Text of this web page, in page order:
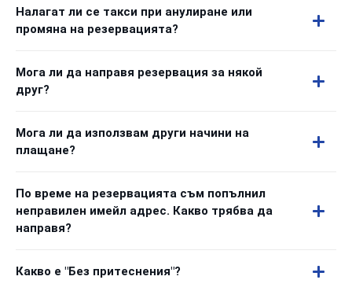
Налагат ли се такси при анулиране или
промяна на резервацията?
Мога ли да направя резервация за някой
друг?
Мога ли да използвам други начини на
плащане?
По време на резервацията съм попълнил
неправилен имейл адрес. Какво трябва да
направя?
Какво е "Без притеснения"?